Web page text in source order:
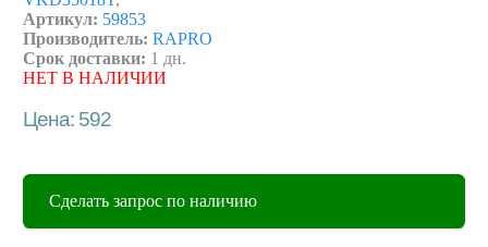
Артикул: 59853
Производитель: RAPRO
Срок доставки: 1 дн.
НЕТ В НАЛИЧИИ
Цена: 592
Сделать запрос по наличию